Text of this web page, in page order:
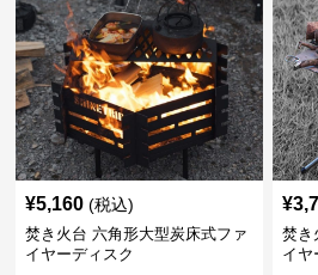
¥5,160 (税込)
焚き火台 六角形大型炭床式ファ
イヤーディスク
¥
焚き
イヤ